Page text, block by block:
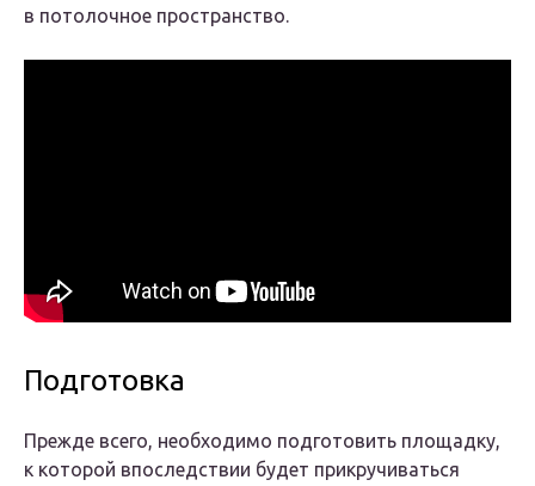
в потолочное пространство.
Подготовка
Прежде всего, необходимо подготовить площадку,
к которой впоследствии будет прикручиваться